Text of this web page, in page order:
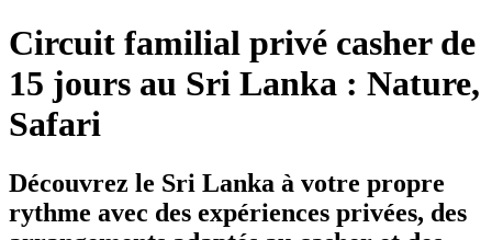
Circuit familial privé casher de
15 jours au Sri Lanka : Nature,
Safari
Découvrez le Sri Lanka à votre propre
rythme avec des expériences privées, des